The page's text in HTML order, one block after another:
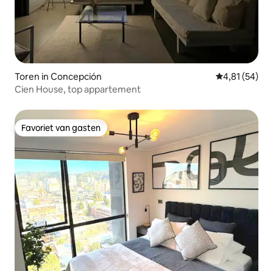
Toren in Concepción Gemiddelde
4,81 (54)
Cien House, top appartement
Favoriet van gasten
Favoriet van gasten